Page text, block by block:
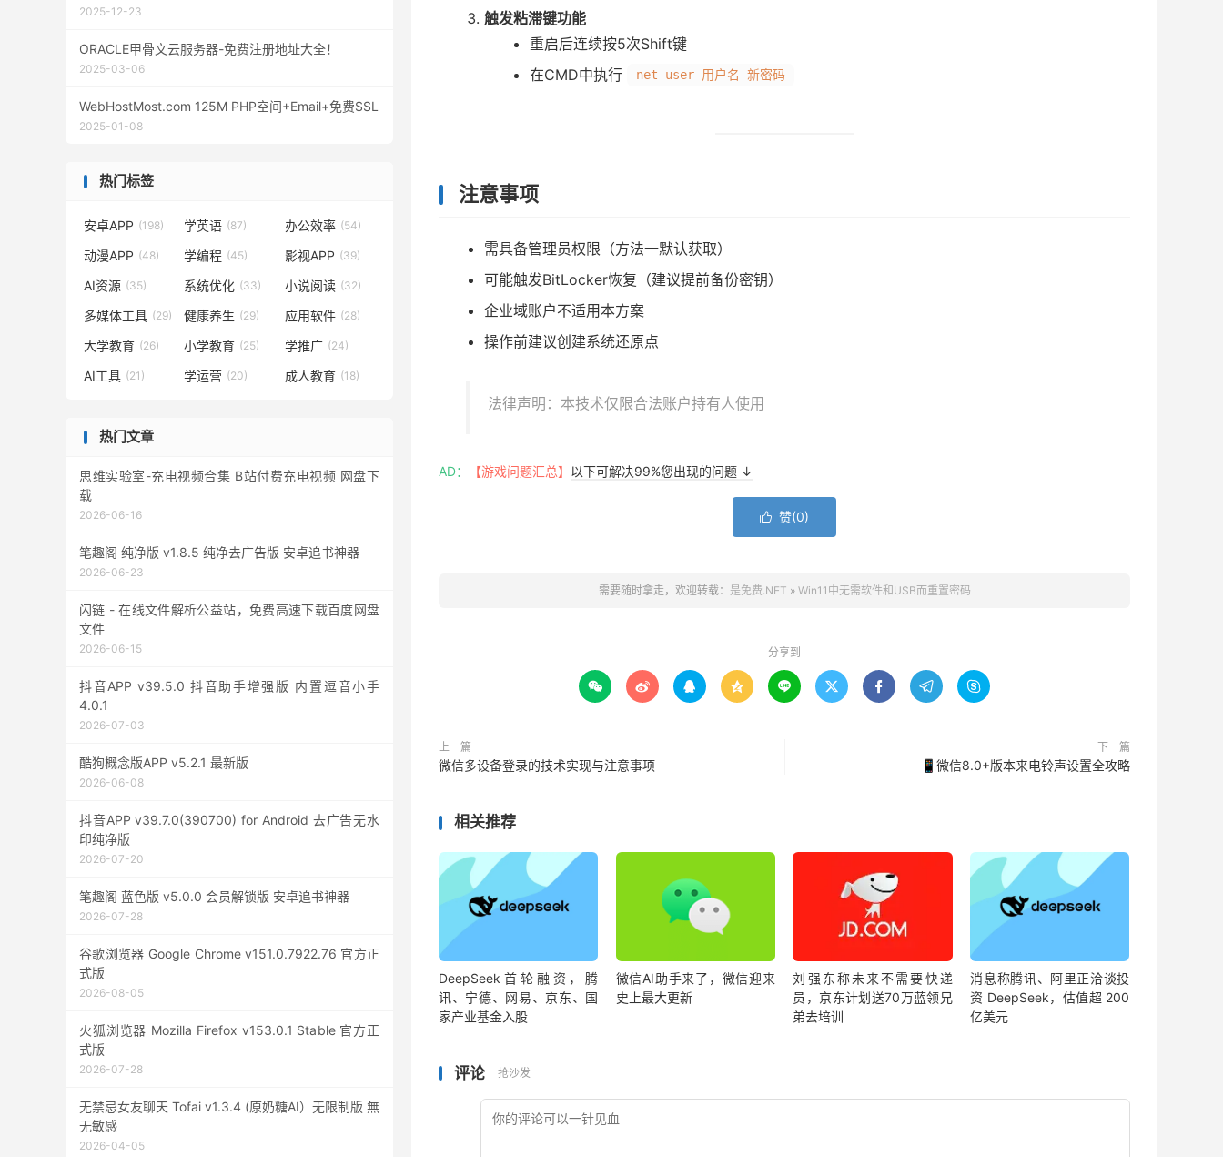
触发粘滞键功能
重启后连续按5次Shift键
在CMD中执行
net user 用户名 新密码
注意事项
需具备管理员权限（方法一默认获取）
可能触发BitLocker恢复（建议提前备份密钥）
企业域账户不适用本方案
操作前建议创建系统还原点
法律声明：本技术仅限合法账户持有人使用
AD： 【游戏问题汇总】 以下可解决99%您出现的问题 ↓
 赞(0)
需要随时拿走，欢迎转载： 是免费.NET » Win11中无需软件和USB而重置密码
分享到
        
上一篇
微信多设备登录的技术实现与注意事项
下一篇
📱微信8.0+版本来电铃声设置全攻略
相关推荐
DeepSeek首轮融资，腾
讯、宁德、网易、京东、国
家产业基金入股
微信AI助手来了，微信迎来
史上最大更新
刘强东称未来不需要快递
员，京东计划送70万蓝领兄
弟去培训
消息称腾讯、阿里正洽谈投
资 DeepSeek，估值超 200
亿美元
评论 抢沙发
2025-12-23
ORACLE甲骨文云服务器-免费注册地址大全！
2025-03-06
WebHostMost.com 125M PHP空间+Email+免费SSL
2025-01-08
热门标签
安卓APP (198) 学英语 (87) 办公效率 (54)
动漫APP (48) 学编程 (45) 影视APP (39)
AI资源 (35) 系统优化 (33) 小说阅读 (32)
多媒体工具 (29) 健康养生 (29) 应用软件 (28)
大学教育 (26) 小学教育 (25) 学推广 (24)
AI工具 (21) 学运营 (20) 成人教育 (18)
热门文章
思维实验室-充电视频合集 B站付费充电视频 网盘下
载
2026-06-16
笔趣阁 纯净版 v1.8.5 纯净去广告版 安卓追书神器
2026-06-23
闪链 - 在线文件解析公益站，免费高速下载百度网盘
文件
2026-06-15
抖音APP v39.5.0 抖音助手增强版 内置逗音小手
4.0.1
2026-07-03
酷狗概念版APP v5.2.1 最新版
2026-06-08
抖音APP v39.7.0(390700) for Android 去广告无水
印纯净版
2026-07-20
笔趣阁 蓝色版 v5.0.0 会员解锁版 安卓追书神器
2026-07-28
谷歌浏览器 Google Chrome v151.0.7922.76 官方正
式版
2026-08-05
火狐浏览器 Mozilla Firefox v153.0.1 Stable 官方正
式版
2026-07-28
无禁忌女友聊天 Tofai v1.3.4 (原奶糖AI）无限制版 無
无敏感
2026-04-05